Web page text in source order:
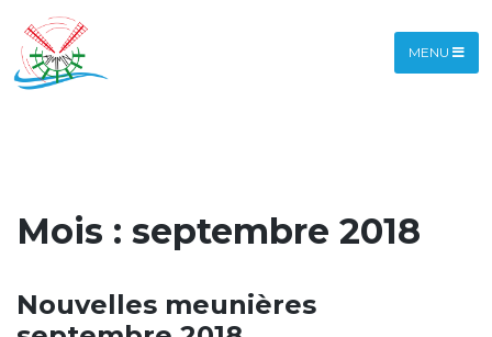
MENU
content
Mois : septembre 2018
Nouvelles meunières